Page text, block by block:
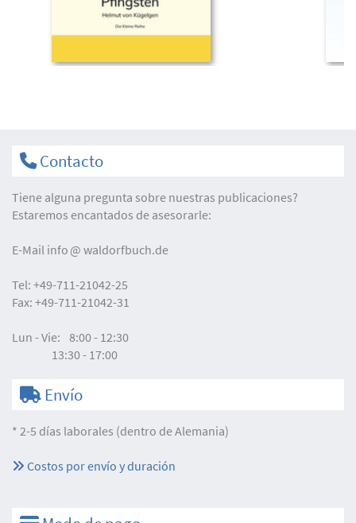
Contacto
Tiene alguna pregunta sobre nuestras publicaciones?
Estaremos encantados de asesorarle:
E-Mail info waldorfbuch.de
Tel: +49-711-21042-25
Fax: +49-711-21042-31
Lun - Vie: 8:00 - 12:30
13:30 - 17:00
Envío
* 2-5 días laborales (dentro de Alemania)
Costos por envío y duración